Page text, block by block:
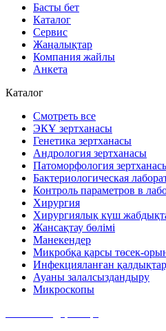
Басты бет
Каталог
Сервис
Жаңалықтар
Компания жайлы
Анкета
Каталог
Смотреть все
ЭКҰ зертханасы
Генетика зертханасы
Андрология зертханасы
Патоморфология
Бактериологическая
Контроль параметров в
Хирургия
Хирургиялық күш
Жансақтау бөлімі
Манекендер
Микробқа қарсы төсек-
Инфекцияланған
Ауаны залалсыздандыру
Микроскопы